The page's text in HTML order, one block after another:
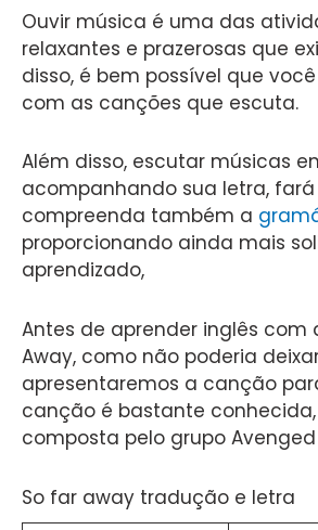
Ouvir música é uma das
relaxantes e prazerosas que
disso, é bem possível que
com as canções que escuta.
Além disso, escutar músicas
acompanhando sua letra,
compreenda também a
proporcionando ainda mais
aprendizado,
Antes de aprender inglês com
Away, como não poderia
apresentaremos a canção
canção é bastante
composta pelo grupo
So far away tradução e letra